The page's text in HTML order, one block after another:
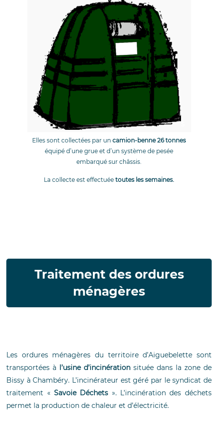
Elles sont collectées par un camion-benne 26 tonnes
équipé d’une grue et d’un système de pesée
embarqué sur châssis.
La collecte est effectuée toutes les semaines.
Traitement des ordures
ménagères
Les ordures ménagères du territoire d’Aiguebelette sont
transportées à l’usine d’incinération située dans la zone de
Bissy à Chambéry. L’incinérateur est géré par le syndicat de
traitement « Savoie Déchets ». L’incinération des déchets
permet la production de chaleur et d’électricité.